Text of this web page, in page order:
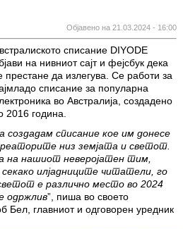
Објавено на 21.03.2024 - 16:00
списание DIYODE
на нивниот сајт и фејсбук дека
престане да излегува. Се работи за
списание за популарна
во Австралија, создадено
2016 година.
создадам списание кое им донесе
низ земјата и светот.
на нашиот неверојатен тим,
илјадниците читатели, го
е различно место во 2024
одржлив”, пиша во своето
Бел, главниот и одговорен уредник